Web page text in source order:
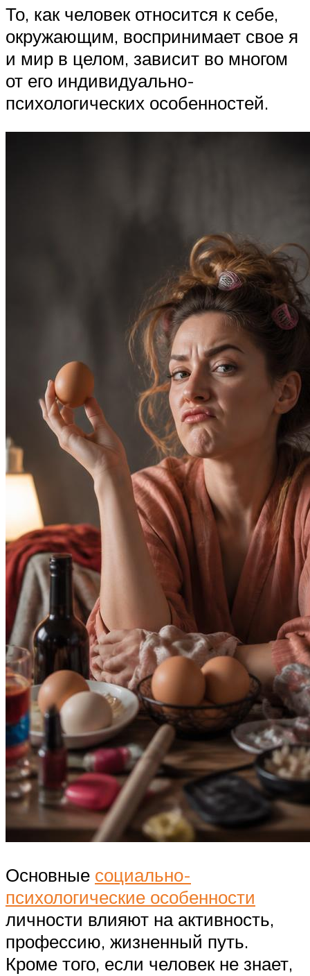
То, как человек относится к себе,
окружающим, воспринимает свое я
и мир в целом, зависит во многом
от его индивидуально-
психологических особенностей.
Основные социально-
психологические особенности
личности влияют на активность,
профессию, жизненный путь.
Кроме того, если человек не знает,